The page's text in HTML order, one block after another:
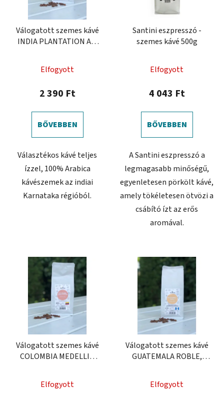
Válogatott szemes kávé
INDIA PLANTATION AA,
Elfogyott
2 390 Ft
BŐVEBBEN
Választékos kávé teljes
ízzel, 100% Arabica
kávészemek az indiai
Karnataka régióból.
Santini eszpresszó -
szemes kávé 500g
Elfogyott
4 043 Ft
BŐVEBBEN
A Santini eszpresszó a
legmagasabb minőségű,
egyenletesen pörkölt kávé,
amely tökéletesen ötvözi a
csábító ízt az erős
aromával.
Válogatott szemes kávé
COLOMBIA MEDELLIN
Elfogyott
Válogatott szemes kávé
GUATEMALA ROBLE,
Elfogyott